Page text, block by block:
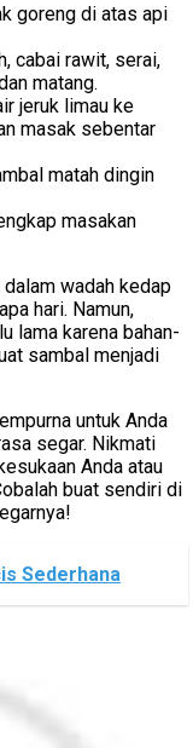
goreng di atas api
cabai rawit, serai,
matang.
jeruk limau ke
masak sebentar
matah dingin
masakan
wadah kedap
hari. Namun,
lama karena bahan-
sambal menjadi
untuk Anda
segar. Nikmati
Anda atau
buat sendiri di
Sederhana